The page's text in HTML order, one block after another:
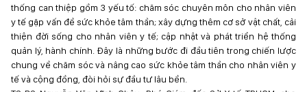
thống can thiệp gồm 3 yếu tố: chăm sóc chuyên môn cho nhân viên
y tế gặp vấn đề sức khỏe tâm thần; xây dựng thêm cơ sở vật chất, cải
thiện đời sống cho nhân viên y tế; cập nhật và phát triển hệ thống
quản lý, hành chính. Đây là những bước đi đầu tiên trong chiến lược
chung về chăm sóc và nâng cao sức khỏe tâm thần cho nhân viên y
tế và cộng đồng, đòi hỏi sự đầu tư lâu bền.